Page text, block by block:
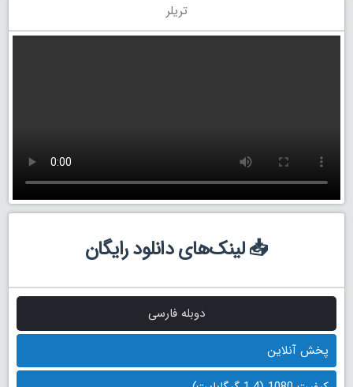
تریلر
📥 لینک‌های دانلود رایگان
دوبله فارسی
پخش آنلاین